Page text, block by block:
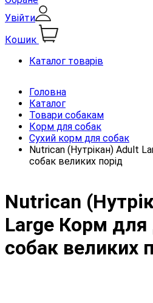
Увійти
Кошик
Каталог товарів
Головна
Каталог
Товари собакам
Корм для собак
Сухий корм для собак
Nutrican (Нутрікан) Adult
собак великих порід
Nutrican
Large Корм ​​для
собак великих